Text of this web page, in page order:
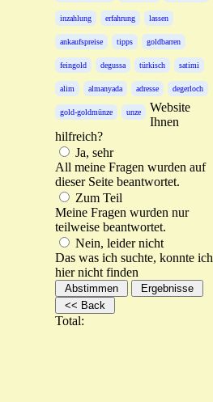
inzahlung erfahrung lassen
ankaufspreise tipps goldbarren
feingold degussa türkisch satimi
alim almanyada adresse degerloch
gold-goldmünze unze
Website
Ihnen
hilfreich?
Ja, sehr
All meine Fragen wurden auf
dieser Seite beantwortet.
Zum Teil
Meine Fragen wurden nur
teilweise beantwortet.
Nein, leider nicht
Das was ich suchte, konnte ich
hier nicht finden
Total: